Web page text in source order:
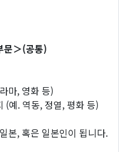
문＞(공통)
마, 영화 등)
예. 역동, 정열, 평화 등)
본, 혹은 일본인이 됩니다.